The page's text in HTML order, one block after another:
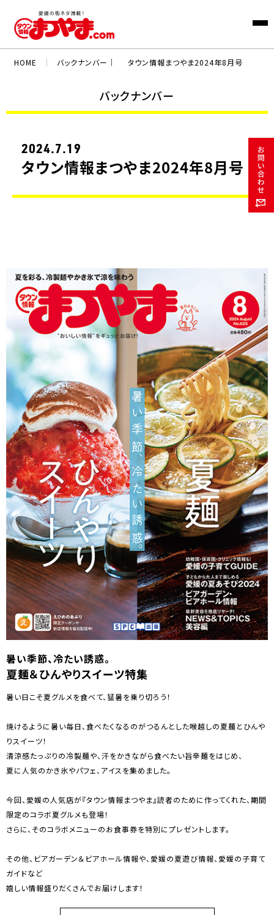
HOME ｜ バックナンバー｜ タウン情報まつやま2024年8月号
バックナンバー
2024.7.19
タウン情報まつやま2024年8月号
暑い季節、冷たい誘惑。
夏麺＆ひんやりスイーツ特集
暑い日こそ夏グルメを食べて、猛暑を乗り切ろう！
焼けるように暑い毎日、食べたくなるのがつるんとした喉越しの夏麺とひんや
りスイーツ！
清涼感たっぷりの冷製麺や、汗をかきながら食べたい旨辛麺をはじめ、
夏に人気のかき氷やパフェ、アイスを集めました。
今回、愛媛の人気店が『タウン情報まつやま』読者のために作ってくれた、期間
限定のコラボ夏グルメも登場！
さらに、そのコラボメニューのお食事券を特別にプレゼントします。
その他、ビアガーデン＆ビアホール情報や、愛媛の夏遊び情報、愛媛の子育て
ガイドなど
嬉しい情報盛りだくさんでお届けします！